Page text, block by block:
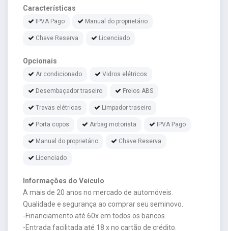
Características
IPVA Pago Manual do proprietário
Chave Reserva Licenciado
Opcionais
Ar condicionado Vidros elétricos
Desembaçador traseiro Freios ABS
Travas elétricas Limpador traseiro
Porta copos Airbag motorista IPVA Pago
Manual do proprietário Chave Reserva
Licenciado
Informações do Veículo
A mais de 20 anos no mercado de automóveis.
Qualidade e segurança ao comprar seu seminovo.
-Financiamento até 60x em todos os bancos.
-Entrada facilitada até 18 x no cartão de crédito.